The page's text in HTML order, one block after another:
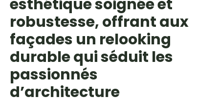
esthétique soignée et
robustesse, offrant aux
façades un relooking
durable qui séduit les
passionnés
d’architecture